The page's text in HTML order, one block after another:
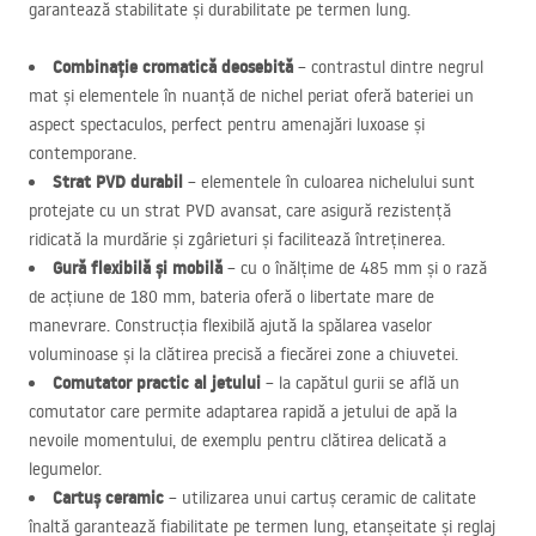
garantează stabilitate și durabilitate pe termen lung.
Combinație cromatică deosebită – contrastul dintre negrul
mat și elementele în nuanță de nichel periat oferă bateriei un
aspect spectaculos, perfect pentru amenajări luxoase și
contemporane.
Strat PVD durabil – elementele în culoarea nichelului sunt
protejate cu un strat PVD avansat, care asigură rezistență
ridicată la murdărie și zgârieturi și facilitează întreținerea.
Gură flexibilă și mobilă – cu o înălțime de 485 mm și o rază
de acțiune de 180 mm, bateria oferă o libertate mare de
manevrare. Construcția flexibilă ajută la spălarea vaselor
voluminoase și la clătirea precisă a fiecărei zone a chiuvetei.
Comutator practic al jetului – la capătul gurii se află un
comutator care permite adaptarea rapidă a jetului de apă la
nevoile momentului, de exemplu pentru clătirea delicată a
legumelor.
Cartuș ceramic – utilizarea unui cartuș ceramic de calitate
înaltă garantează fiabilitate pe termen lung, etanșeitate și reglaj